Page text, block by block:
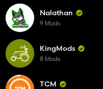
Nalathan
9 Mods
KingMods
8 Mods
TCM